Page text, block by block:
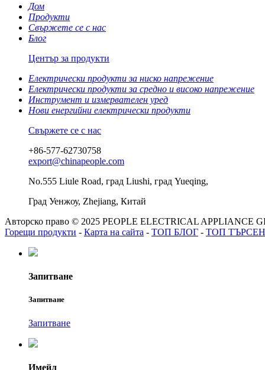
Дом
Продукти
Свържете се с нас
Блог
Център за продукти
Електрически продукти за ниско напрежение
Електрически продукти за средно и високо напрежение
Инструмент и измервателен уред
Нови енергийни електрически продукти
Свържете се с нас
+86-577-62730758
export@chinapeople.com
No.555 Liule Road, град Liushi, град Yueqing,
Град Уенжоу, Zhejiang, Китай
Авторско право © 2025 PEOPLE ELECTRICAL APPLIANCE
Горещи продукти - Карта на сайта - ТОП БЛОГ - ТОП
Запитване
Запитване
Запитване
Имейл